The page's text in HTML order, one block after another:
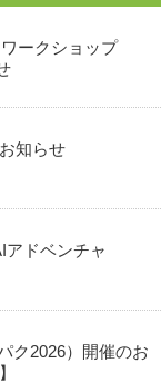
ークショップ
知らせ
アドベンチャ
ク2026）開催のお
】